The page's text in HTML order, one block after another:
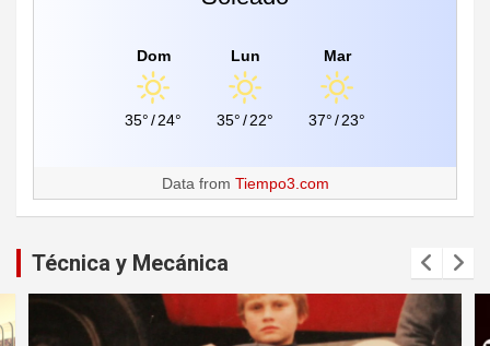
Dom
35°/24°
Lun
35°/22°
Mar
37°/23°
Data from Tiempo3.com
Técnica y Mecánica